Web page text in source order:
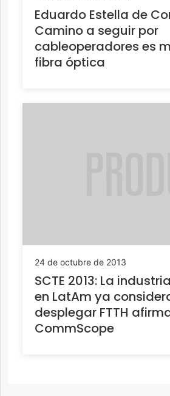
Eduardo Estella de
Camino a seguir por
cableoperadores es
fibra óptica
24 de octubre de 2013
SCTE 2013: La
en LatAm ya
desplegar FTTH
CommScope